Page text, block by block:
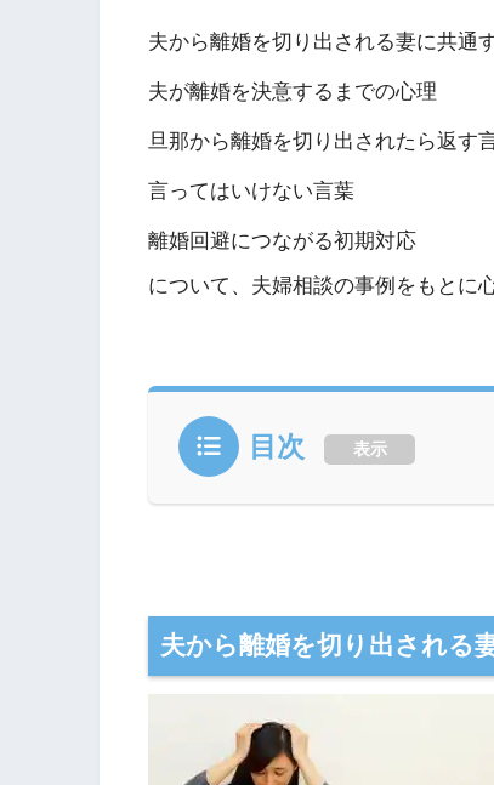
夫から離婚を切り出される妻に共通
夫が離婚を決意するまでの心理
旦那から離婚を切り出されたら返す
言ってはいけない言葉
離婚回避につながる初期対応
について、夫婦相談の事例をもとに
目次 表示
夫から離婚を切り出される